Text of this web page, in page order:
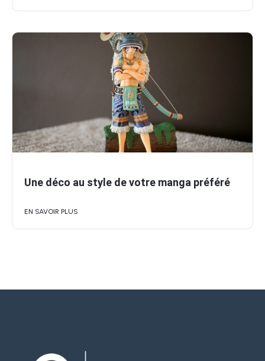
Une déco au style de votre manga préféré
EN SAVOIR PLUS